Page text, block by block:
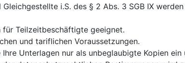
i.S. des § 2 Abs. 3 SGB IX
Teilzeitbeschäftigte geeignet.
und tariflichen Voraussetzungen.
Unterlagen nur als unbeglaubigte Kopien